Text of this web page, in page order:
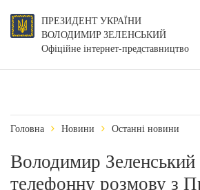
ПРЕЗИДЕНТ УКРАЇНИ
ВОЛОДИМИР ЗЕЛЕНСЬКИЙ
Офіційне інтернет-представництво
Головна Новини Останні новини
Володимир Зеленський
телефонну розмову з